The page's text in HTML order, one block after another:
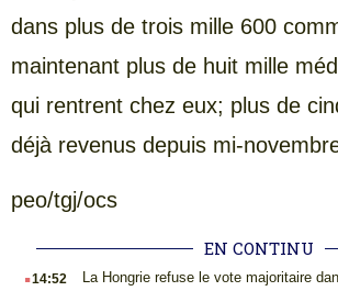
dans plus de trois mille 600
maintenant plus de huit mille
qui rentrent chez eux; plus de
déjà revenus depuis mi-
peo/tgj/ocs
EN CONTINU
.14:52 La Hongrie refuse le vote majoritaire